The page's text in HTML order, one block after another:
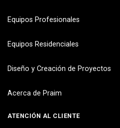
Equipos Profesionales
Equipos Residenciales
Diseño y Creación de Proyectos
Acerca de Praim
ATENCIÓN AL CLIENTE